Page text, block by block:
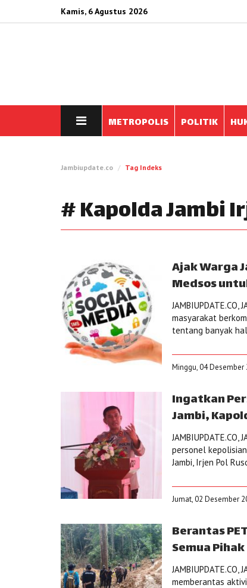
Kamis, 6 Agustus 2026
METROPOLIS POLITIK
Jambiupdate.co Tag Indeks
# Kapolda Jambi
Ajak Warga
Medsos
masyarakat
tentang banyak
Minggu, 04 Desember
Ingatkan
Jambi,
personel
Jambi, Irjen Pol
Jumat, 02 Desember
Berantas
Semua Pihak
memberantas